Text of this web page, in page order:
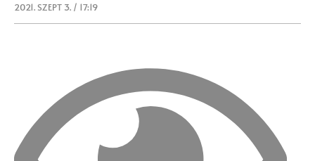
2021. SZEPT 3. / 17:19